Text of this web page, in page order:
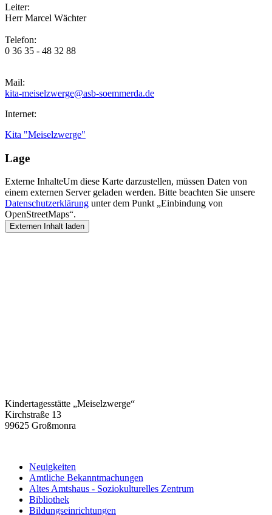
Leiter:
Herr Marcel Wächter
Telefon:
0 36 35 - 48 32 88
Mail:
kita-meiselzwerge@asb-soemmerda.de
Internet:
Kita "Meiselzwerge"
Lage
Externe InhalteUm diese Karte darzustellen, müssen Daten von
einem externen Server geladen werden. Bitte beachten Sie unsere
Datenschutzerklärung unter dem Punkt „Einbindung von
OpenStreetMaps“.
Externen Inhalt laden
Kindertagesstätte „Meiselzwerge“
Kirchstraße 13
99625 Großmonra
Neuigkeiten
Amtliche Bekanntmachungen
Altes Amtshaus - Soziokulturelles Zentrum
Bibliothek
Bildungseinrichtungen